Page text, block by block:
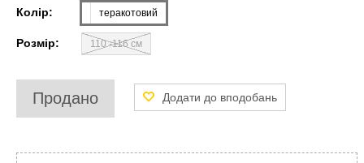
Колір: теракотовий
Розмір: 110 -116 см
Продано